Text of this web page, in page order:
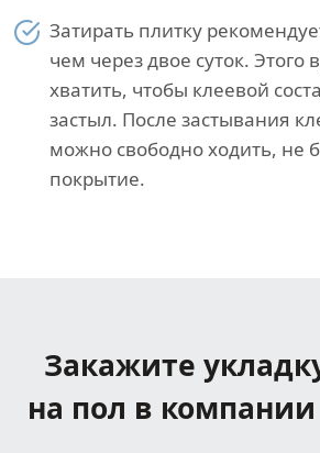
Затирать плитку
чем через двое суток.
хватить, чтобы клеевой
застыл. После застывания
можно свободно ходить, не
покрытие.
Закажите
на пол в